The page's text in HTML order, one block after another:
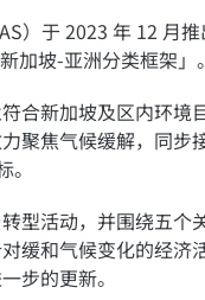
）于 2023 年 12 月
加坡-亚洲分类框架」。
合新加坡及区内环境
聚焦气候缓解，同步
型活动，并围绕五个
缓和气候变化的经济
步的更新。